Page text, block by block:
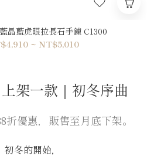
晶藍虎眼拉長石手鍊 C1300
~ NT$5,010
架一款｜初冬序曲
折優惠，販售至月底下架。
初冬的開始，